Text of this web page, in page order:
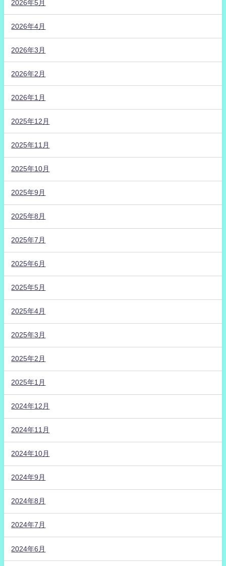
2026年5月
2026年4月
2026年3月
2026年2月
2026年1月
2025年12月
2025年11月
2025年10月
2025年9月
2025年8月
2025年7月
2025年6月
2025年5月
2025年4月
2025年3月
2025年2月
2025年1月
2024年12月
2024年11月
2024年10月
2024年9月
2024年8月
2024年7月
2024年6月